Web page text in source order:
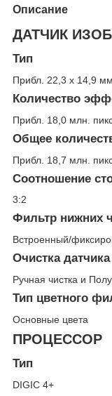
Описание
ДАТЧИК
Тип
Прибл. 22,3 x 14,9 мм
Количество
Прибл. 18,0 млн.
Общее
Прибл. 18,7 млн.
Соотношение
3:2
Фильтр нижних
Встроенный/
Очистка датчика
Ручная чистка и
Тип цветного
Основные цвета
ПРОЦЕССОР
Тип
DIGIC 4+